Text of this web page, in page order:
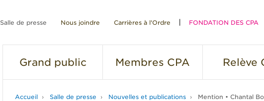
Salle de presse Nous joindre Carrières à l'Ordre FONDATION DES CPA
Grand public Membres CPA Relève
Accueil Salle de presse Nouvelles et publications Mention • Chantal